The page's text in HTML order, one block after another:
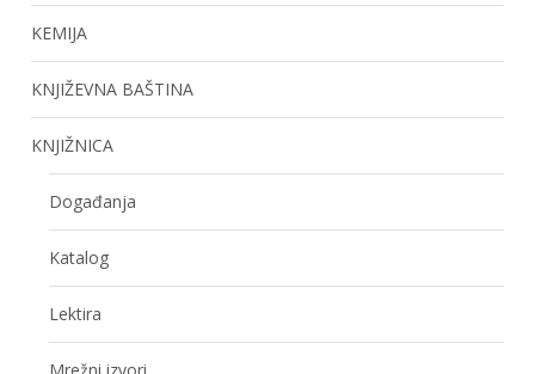
KEMIJA
KNJIŽEVNA BAŠTINA
KNJIŽNICA
Događanja
Katalog
Lektira